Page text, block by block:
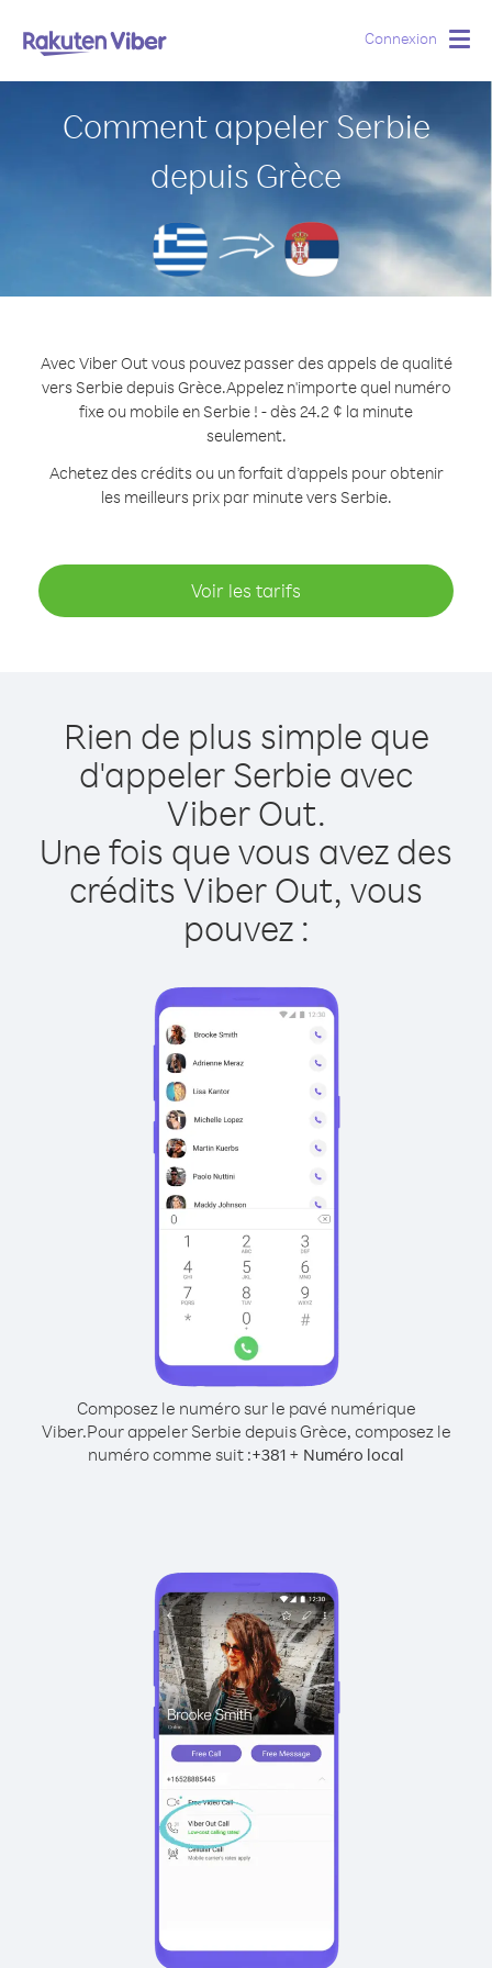
Connexion
Comment appeler Serbie
depuis Grèce
Avec Viber Out vous pouvez passer des appels de qualité
vers Serbie depuis Grèce.Appelez n'importe quel numéro
fixe ou mobile en Serbie ! - dès 24.2 ¢ la minute
seulement.
Achetez des crédits ou un forfait d’appels pour obtenir
les meilleurs prix par minute vers Serbie.
Voir les tarifs
Rien de plus simple que
d'appeler Serbie avec
Viber Out.
Une fois que vous avez des
crédits Viber Out, vous
pouvez :
Composez le numéro sur le pavé numérique
Viber.Pour appeler Serbie depuis Grèce, composez le
numéro comme suit :+381 + Numéro local